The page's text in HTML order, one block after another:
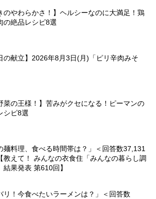
のやわらかさ！】ヘルシーなのに大満足！鶏
の絶品レシピ8選
の献立】2026年8月3日(月)「ピリ辛肉みそ
菜の王様！】苦みがクセになる！ピーマンの
シピ8選
麺料理、食べる時間帯は？」＜回答数37,131
教えて！ みんなの衣食住「みんなの暮らし調
結果発表 第610回】
リ！今食べたいラーメンは？」＜回答数